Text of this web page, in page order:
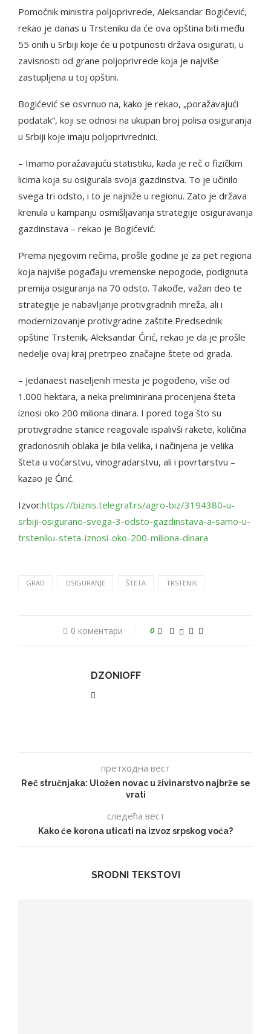
Pomoćnik ministra poljoprivrede, Aleksandar Bogićević,
rekao je danas u Trsteniku da će ova opština biti među
55 onih u Srbiji koje će u potpunosti država osigurati, u
zavisnosti od grane poljoprivrede koja je najviše
zastupljena u toj opštini.
Bogićević se osvrnuo na, kako je rekao, „poražavajući
podatak“, koji se odnosi na ukupan broj polisa osiguranja
u Srbiji koje imaju poljoprivrednici.
– Imamo poražavajuću statistiku, kada je reč o fizičkim
licima koja su osigurala svoja gazdinstva. To je učinilo
svega tri odsto, i to je najniže u regionu. Zato je država
krenula u kampanju osmišljavanja strategije osiguravanja
gazdinstava – rekao je Bogićević.
Prema njegovim rečima, prošle godine je za pet regiona
koja najviše pogađaju vremenske nepogode, podignuta
premija osiguranja na 70 odsto. Takođe, važan deo te
strategije je nabavljanje protivgradnih mreža, ali i
modernizovanje protivgradne zaštite.Predsednik
opštine Trstenik, Aleksandar Ćirić, rekao je da je prošle
nedelje ovaj kraj pretrpeo značajne štete od grada.
– Jedanaest naseljenih mesta je pogođeno, više od
1.000 hektara, a neka preliminirana procenjena šteta
iznosi oko 200 miliona dinara. I pored toga što su
protivgradne stanice reagovale ispalivši rakete, količina
gradonosnih oblaka je bila velika, i načinjena je velika
šteta u voćarstvu, vinogradarstvu, ali i povrtarstvu –
kazao je Ćirić.
Izvor:https://biznis.telegraf.rs/agro-biz/3194380-u-
srbiji-osigurano-svega-3-odsto-gazdinstava-a-samo-u-
trsteniku-steta-iznosi-oko-200-miliona-dinara
GRAD OSIGURANJE ŠTETA TRSTENIK
0 коментари 0
DZONIOFF
претходна вест
Reč stručnjaka: Uložen novac u živinarstvo najbrže se
vrati
следећа вест
Kako će korona uticati na izvoz srpskog voća?
SRODNI TEKSTOVI